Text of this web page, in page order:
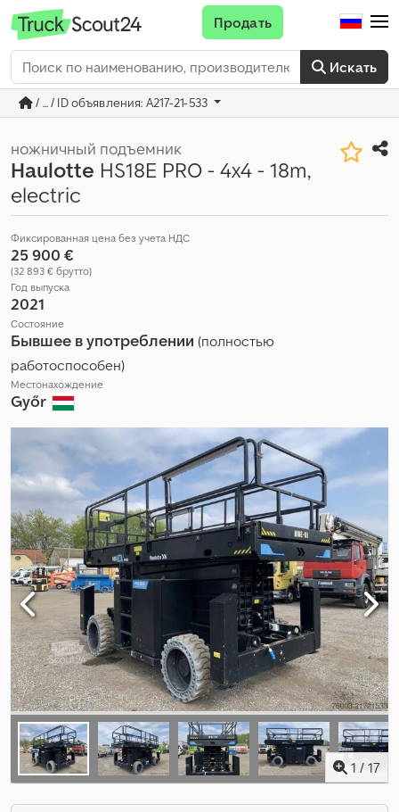
Искать
Продать
/ ... / ID объявления: A217-21-533
ножничный подъемник
Haulotte HS18E PRO - 4x4 - 18m,
electric
Фиксированная цена без учета НДС
25 900 €
(32 893 € брутто)
Год выпуска
2021
Состояние
Бывшее в употреблении (полностью
работоспособен)
Местонахождение
Győr
1 / 17